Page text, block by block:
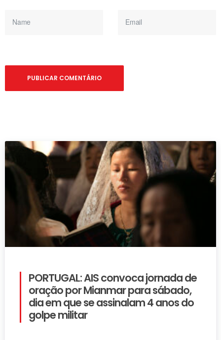
PORTUGAL: AIS convoca jornada de
oração por Mianmar para sábado,
dia em que se assinalam 4 anos do
golpe militar